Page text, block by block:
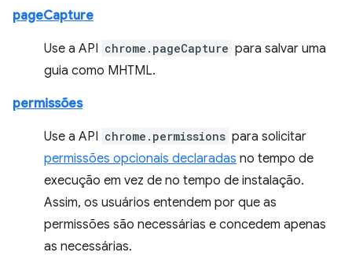
pageCapture
Use a API chrome.pageCapture para salvar uma
guia como MHTML.
permissões
Use a API chrome.permissions para solicitar
permissões opcionais declaradas no tempo de
execução em vez de no tempo de instalação.
Assim, os usuários entendem por que as
permissões são necessárias e concedem apenas
as necessárias.